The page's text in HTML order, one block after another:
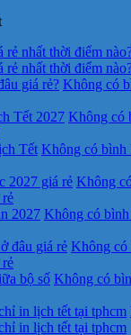
nhất thời điểm
nhất thời điểm
giá rẻ? Không có
Tết 2027 Không có
Tết Không có bình
2027 giá rẻ Không
2027 Không có
đâu giá rẻ Không có
bộ số Không có
in lịch tết tại tphcm
in lịch tết tại tphcm